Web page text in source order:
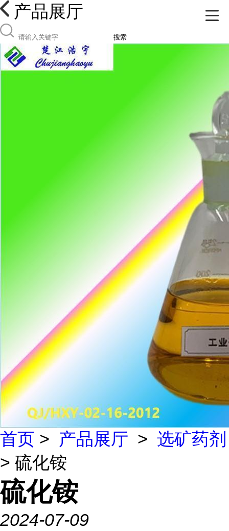
产品展厅
搜索
首页 > 产品展厅 > 选矿药剂
> 硫化铵
硫化铵
2024-07-09